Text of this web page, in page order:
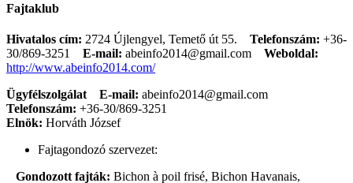
Fajtaklub
Hivatalos cím: 2724 Újlengyel, Temető út 55. Telefonszám: +36-
30/869-3251
E-mail: abeinfo2014@gmail.com
Weboldal:
http://www.abeinfo2014.com/
Ügyfélszolgálat
E-mail: abeinfo2014@gmail.com
Telefonszám: +36-30/869-3251
Elnök: Horváth József
Fajtagondozó szervezet:
Gondozott fajták: Bichon à poil frisé, Bichon Havanais,